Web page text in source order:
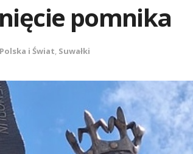
pomnika
Polska i Świat, Suwałki